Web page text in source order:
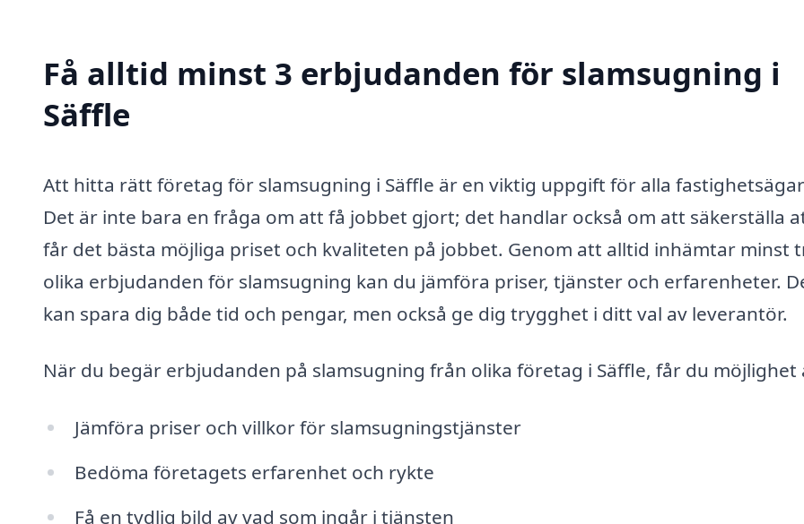
Få alltid minst 3 erbjudanden för slamsugning i
Säffle
Att hitta rätt företag för slamsugning i Säffle är en viktig uppgift för alla
Det är inte bara en fråga om att få jobbet gjort; det handlar också om att säkerställa
får det bästa möjliga priset och kvaliteten på jobbet. Genom att alltid inhämtar minst
olika erbjudanden för slamsugning kan du jämföra priser, tjänster och erfarenheter.
kan spara dig både tid och pengar, men också ge dig trygghet i ditt val av leverantör.
När du begär erbjudanden på slamsugning från olika företag i Säffle, får du möjlighet
Jämföra priser och villkor för slamsugningstjänster
Bedöma företagets erfarenhet och rykte
Få en tydlig bild av vad som ingår i tjänsten